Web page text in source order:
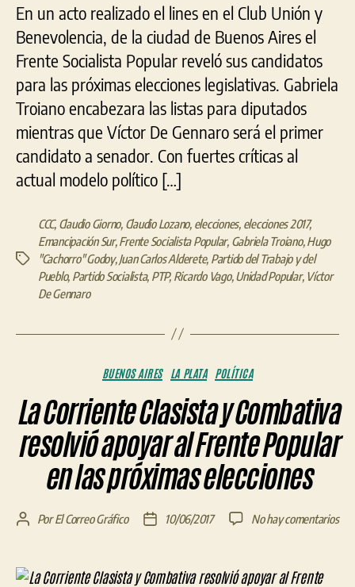
candidatos
En un acto realizado el lines en el Club Unión y
Benevolencia, de la ciudad de Buenos Aires el
Frente Socialista Popular reveló sus candidatos
para las próximas elecciones legislativas. Gabriela
Troiano encabezara las listas para diputados
mientras que Víctor De Gennaro será el primer
candidato a senador. Con fuertes críticas al
actual modelo político […]
Etiquetas
CCC, Claudio Giorno, Claudio Lozano, elecciones, elecciones 2017,
Emancipación Sur,Frente Socialista Popular, Gabriela Troiano,Hugo
"Cachorro" Godoy,Juan Carlos Alderete, Partido del Trabajo y del
Pueblo, Partido Socialista, PTP, Ricardo Vago,Unidad Popular, Víctor
De Gennaro
Categorías
BUENOS AIRES LA PLATA POLÍTICA
La Corriente Clasista y Combativa
resolvió apoyar al Frente Popular
en las próximas elecciones
Autor
entrada
PorEl Correo Gráfico
Fecha
entrada
10/06/2017 No hay comentariosen